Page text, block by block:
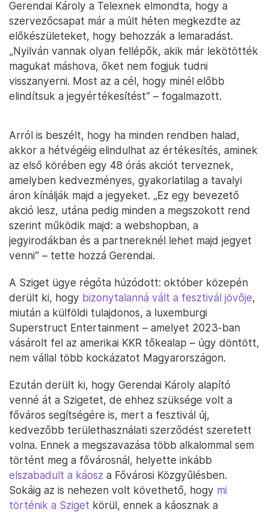
Gerendai Károly a Telexnek elmondta, hogy a
szervezőcsapat már a múlt héten megkezdte az
előkészületeket, hogy behozzák a lemaradást.
„Nyilván vannak olyan fellépők, akik már lekötötték
magukat máshova, őket nem fogjuk tudni
visszanyerni. Most az a cél, hogy minél előbb
elindítsuk a jegyértékesítést” – fogalmazott.
Arról is beszélt, hogy ha minden rendben halad,
akkor a hétvégéig elindulhat az értékesítés, aminek
az első körében egy 48 órás akciót terveznek,
amelyben kedvezményes, gyakorlatilag a tavalyi
áron kínálják majd a jegyeket. „Ez egy bevezető
akció lesz, utána pedig minden a megszokott rend
szerint működik majd: a webshopban, a
jegyirodákban és a partnereknél lehet majd jegyet
venni” – tette hozzá Gerendai.
A Sziget ügye régóta húzódott: október közepén
derült ki, hogy bizonytalanná vált a fesztivál jövője,
miután a külföldi tulajdonos, a luxemburgi
Superstruct Entertainment – amelyet 2023-ban
vásárolt fel az amerikai KKR tőkealap – úgy döntött,
nem vállal több kockázatot Magyarországon.
Ezután derült ki, hogy Gerendai Károly alapító
venné át a Szigetet, de ehhez szüksége volt a
főváros segítségére is, mert a fesztivál új,
kedvezőbb területhasználati szerződést szeretett
volna. Ennek a megszavazása több alkalommal sem
történt meg a fővárosnál, helyette inkább
elszabadult a káosz a Fővárosi Közgyűlésben.
Sokáig az is nehezen volt követhető, hogy mi
történik a Sziget körül, ennek a káosznak a